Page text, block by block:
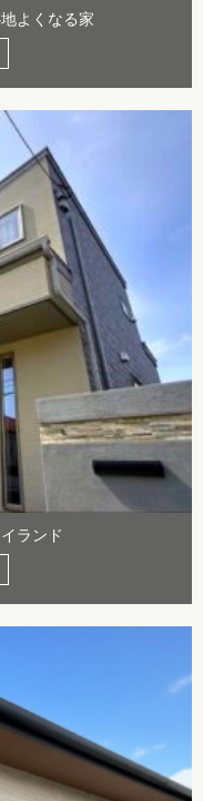
よくなる家
ランド